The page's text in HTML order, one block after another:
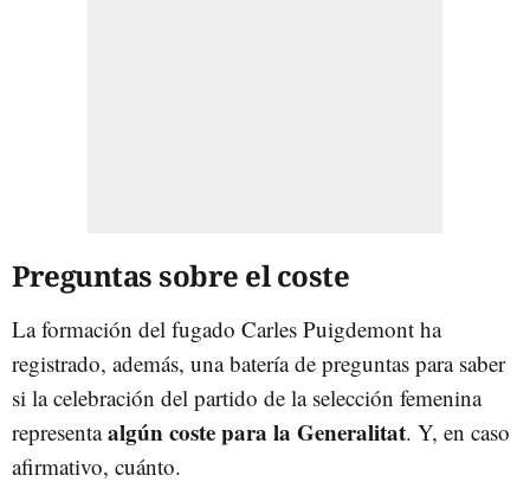
Preguntas sobre el coste
La formación del fugado Carles Puigdemont ha
registrado, además, una batería de preguntas para saber
si la celebración del partido de la selección femenina
representaalgún coste para la Generalitat. Y, en caso
afirmativo, cuánto.